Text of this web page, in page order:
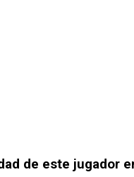
de este jugador